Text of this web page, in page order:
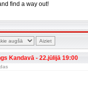
find a way out!
Kandavā - 22.jūlijā 19:00